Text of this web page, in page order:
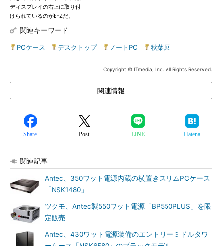
ディスプレイの右上に取り付
けられているのがE-Zだ。
関連キーワード
PCケース デスクトップ| ノートPC 秋葉原
Copyright © ITmedia, Inc. All Rights Reserved.
関連情報
Share Post LINE Hatena
関連記事
Antec、350ワット電源内蔵の横置きスリムPCケース
「NSK1480」
ツクモ、Antec製550ワット電源「BP550PLUS」を限
定販売
Antec、430ワット電源装備のエントリーミドルタワ